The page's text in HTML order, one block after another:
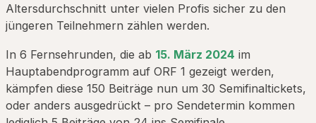
Altersdurchschnitt unter vielen Profis sicher zu den
jüngeren Teilnehmern zählen werden.
In 6 Fernsehrunden, die ab 15. März 2024 im
Hauptabendprogramm auf ORF 1 gezeigt werden,
kämpfen diese 150 Beiträge nun um 30 Semifinaltickets,
oder anders ausgedrückt – pro Sendetermin kommen